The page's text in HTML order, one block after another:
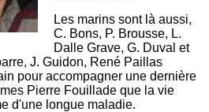
Les marins sont là aussi,
C. Bons, P. Brousse, L.
Dalle Grave, G. Duval et
J. Guidon, René Paillas
pour accompagner une dernière
Pierre Fouillade que la vie
d'une longue maladie.